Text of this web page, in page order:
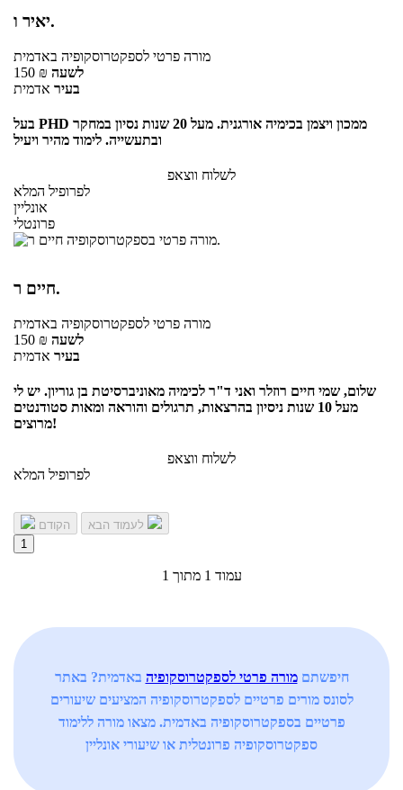
יאיר ו.
מורה פרטי לספקטרוסקופיה באדמית
150 ₪ לשעה
בעיר אדמית
בעל PHD ממכון ויצמן בכימיה אורגנית. מעל 20 שנות נסיון במחקר
ובתעשייה. לימוד מהיר ויעיל
לשלוח ווצאפ
לפרופיל המלא
אונליין
פרונטלי
חיים ר.
מורה פרטי לספקטרוסקופיה באדמית
150 ₪ לשעה
בעיר אדמית
שלום, שמי חיים רוזלר ואני ד"ר לכימיה מאוניברסיטת בן גוריון. יש לי
מעל 10 שנות ניסיון בהרצאות, תרגולים והוראה ומאות סטודנטים
מרוצים!
לשלוח ווצאפ
לפרופיל המלא
הקודם
1
עמוד 1 מתוך 1
חיפשתםמורה פרטי לספקטרוסקופיה באדמית? באתר
לסונס מורים פרטיים לספקטרוסקופיה המציעים שיעורים
פרטיים בספקטרוסקופיה באדמית. מצאו מורה ללימוד
ספקטרוסקופיה פרונטלית או שיעורי אונליין